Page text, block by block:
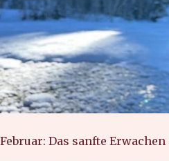
Februar: Das sanfte